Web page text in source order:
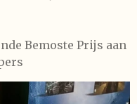
Bemoste Prijs aan